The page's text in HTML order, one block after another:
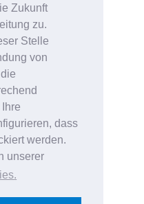
Zukunft
zu.
Stelle
von
dass
werden.
unserer
.